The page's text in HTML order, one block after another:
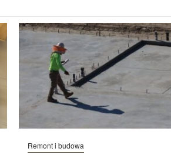
Remont i budowa